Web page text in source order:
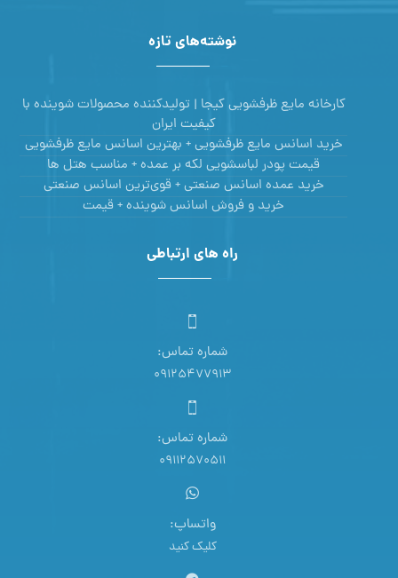
نوشته‌های تازه
کارخانه مایع ظرفشویی کیجا | تولیدکننده محصولات شوینده با
کیفیت ایران
خرید اسانس مایع ظرفشویی + بهترین اسانس مایع ظرفشویی
قیمت پودر لباسشویی لکه بر عمده + مناسب هتل ها
خرید عمده اسانس صنعتی + قوی‌ترین اسانس‌ صنعتی
خرید و فروش اسانس شوینده + قیمت
راه های ارتباطی
شماره تماس:
09125477913
شماره تماس:
09112570511
واتساپ:
کلیک کنید